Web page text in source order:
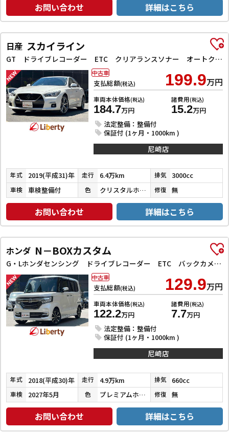
お問い合わせ 詳細はこちら
日産 スカイライン
GT ドライブレコーダー ETC クリアランスソナー オートクルーズコントロール 衝突被害軽減システム 全周囲カメラ ナビ TV アルミホイール オートライト LEDヘッドランプ サンルーフ AT
支払総額(税込) 199.9万円
車両本体価格(税込)
184.7万円
諸費用(税込)
15.2万円
法定整備：整備付
保証付 (1ヶ月・1000km )
中古車
尼崎店
年式 2019(平成31)年 走行 6.4万km 排気 3000cc
車検 車検整備付 色 クリスタルホワイトパール３コートパール 修復 無
お問い合わせ 詳細はこちら
ホンダ N－BOXカスタム
G・Lホンダセンシング ドライブレコーダー ETC バックカメラ 両側スライド・片側電動 ナビ TV クリアランスソナー オートクルーズコントロール レーンアシスト 衝突被害軽減システム オートライト スマートキー
支払総額(税込) 129.9万円
車両本体価格(税込)
122.2万円
諸費用(税込)
7.7万円
法定整備：整備付
保証付 (1ヶ月・1000km )
中古車
尼崎店
年式 2018(平成30)年 走行 4.9万km 排気 660cc
車検 2027年5月 色 プレミアムホワイトパールⅡ 修復 無
お問い合わせ 詳細はこちら